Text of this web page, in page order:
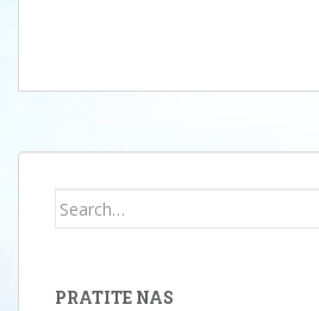
Search
PRATITE NAS